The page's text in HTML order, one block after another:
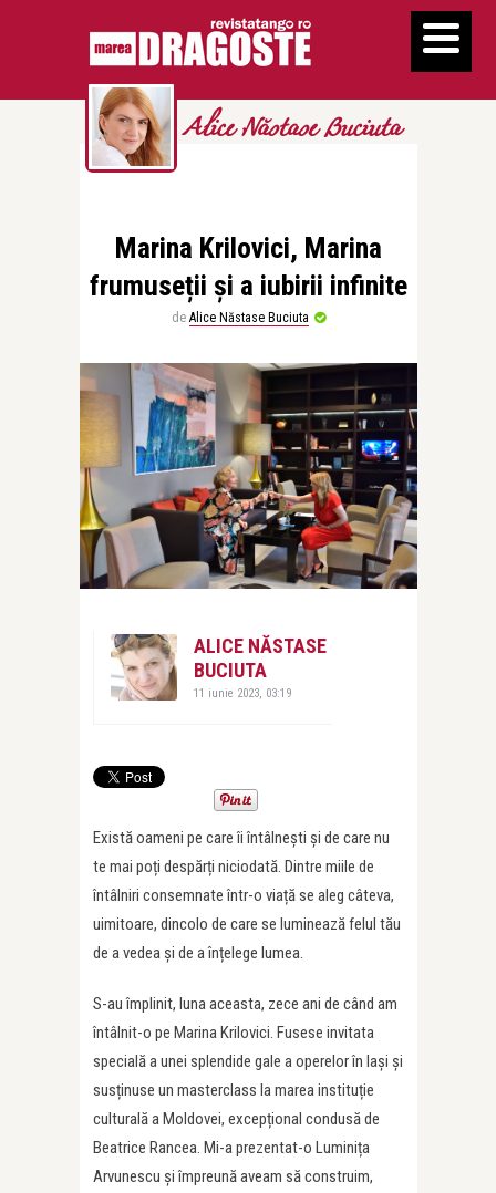
Alice Năstase Buciuta
Marina Krilovici, Marina
frumuseții și a iubirii infinite
de Alice Năstase Buciuta
ALICE NĂSTASE
BUCIUTA
11 iunie 2023, 03:19
Există oameni pe care îi întâlnești și de care nu
te mai poți despărți niciodată. Dintre miile de
întâlniri consemnate într-o viață se aleg câteva,
uimitoare, dincolo de care se luminează felul tău
de a vedea și de a înțelege lumea.
S-au împlinit, luna aceasta, zece ani de când am
întâlnit-o pe Marina Krilovici. Fusese invitata
specială a unei splendide gale a operelor în Iași și
susținuse un masterclass la marea instituție
culturală a Moldovei, excepțional condusă de
Beatrice Rancea. Mi-a prezentat-o Luminița
Arvunescu și împreună aveam să construim,